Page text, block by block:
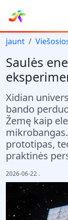
jaunt
Saulės
Xidian
bando
Žemę kaip
prototipas,
praktinės
2026-06-22 .